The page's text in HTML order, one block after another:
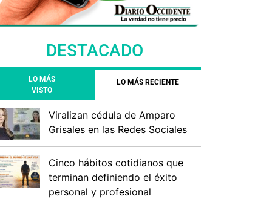
DESTACADO
LO MÁS
VISTO
LO MÁS RECIENTE
Viralizan cédula de Amparo
Grisales en las Redes Sociales
Cinco hábitos cotidianos que
terminan definiendo el éxito
personal y profesional